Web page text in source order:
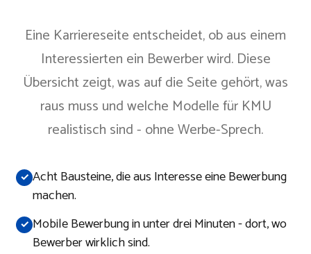
Eine Karriereseite entscheidet, ob aus einem
Interessierten ein Bewerber wird. Diese
Übersicht zeigt, was auf die Seite gehört, was
raus muss und welche Modelle für KMU
realistisch sind - ohne Werbe-Sprech.
Acht Bausteine, die aus Interesse eine Bewerbung
machen.
Mobile Bewerbung in unter drei Minuten - dort, wo
Bewerber wirklich sind.